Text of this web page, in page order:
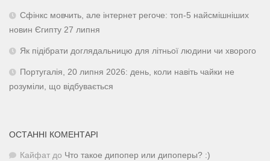
Сфінкс мовчить, але інтернет регоче: топ-5 найсмішніших
новин Єгипту 27 липня
Як підібрати доглядальницю для літньої людини чи хворого
Португалія, 20 липня 2026: день, коли навіть чайки не
розуміли, що відбувається
ОСТАННІ КОМЕНТАРІ
Кайфат до Что такое дипопер или дипоперы? :)